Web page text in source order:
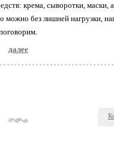
крема, сыворотки, маски,
можно без лишней нагрузки,
далее